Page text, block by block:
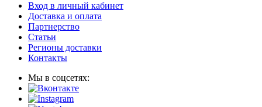
Вход в личный кабинет
Доставка и оплата
Партнерство
Статьи
Регионы доставки
Контакты
Мы в соцсетях: